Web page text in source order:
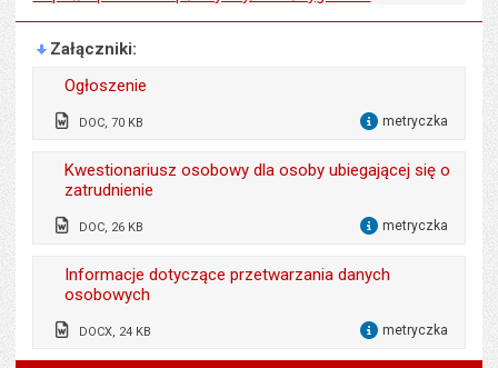
Załączniki
Ogłoszenie
DOC, 70 KB metryczka
Odpowiedzialny za treść:
Bożena Bronowicka,
Marta Kalicińska
Data wytworzenia:
Data opublikowania:
30.06.2026 14:47
Liczba pobrań:
Kwestionariusz osobowy dla osoby ubiegającej się o
zatrudnienie
DOC, 26 KB metryczka
Wytworzył:
Alicja Bogusz
Data wytworzenia:
Opublikował w BIP:
Monika Florczak
Informacje dotyczące przetwarzania danych
osobowych
DOCX, 24 KB metryczka